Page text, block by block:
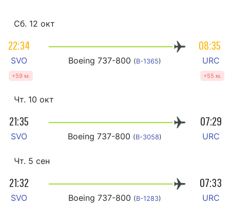
Сб. 12 окт
22:34 08:35
SVO
+59 м.
Boeing 737-800 (B-1365) URC
+55 м.
Чт. 10 окт
21:35 07:29
SVO Boeing 737-800 (B-3058) URC
Чт. 5 сен
21:32 07:33
SVO Boeing 737-800 (B-1283) URC